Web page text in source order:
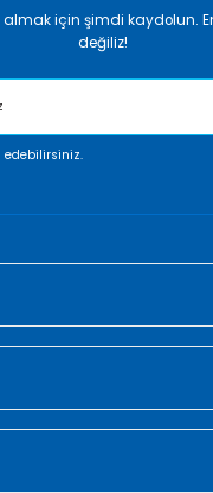
bozuk veya
eksik bilgiler bulunuyor.
hatalar bulunuyor.
almak için şimdi kaydolun.
değiliz!